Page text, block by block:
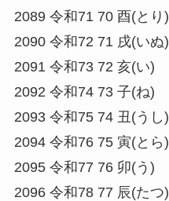
2089 令和71 70 酉(とり)
2090 令和72 71 戌(いぬ)
2091 令和73 72 亥(い)
2092 令和74 73 子(ね)
2093 令和75 74 丑(うし)
2094 令和76 75 寅(とら)
2095 令和77 76 卯(う)
2096 令和78 77 辰(たつ)